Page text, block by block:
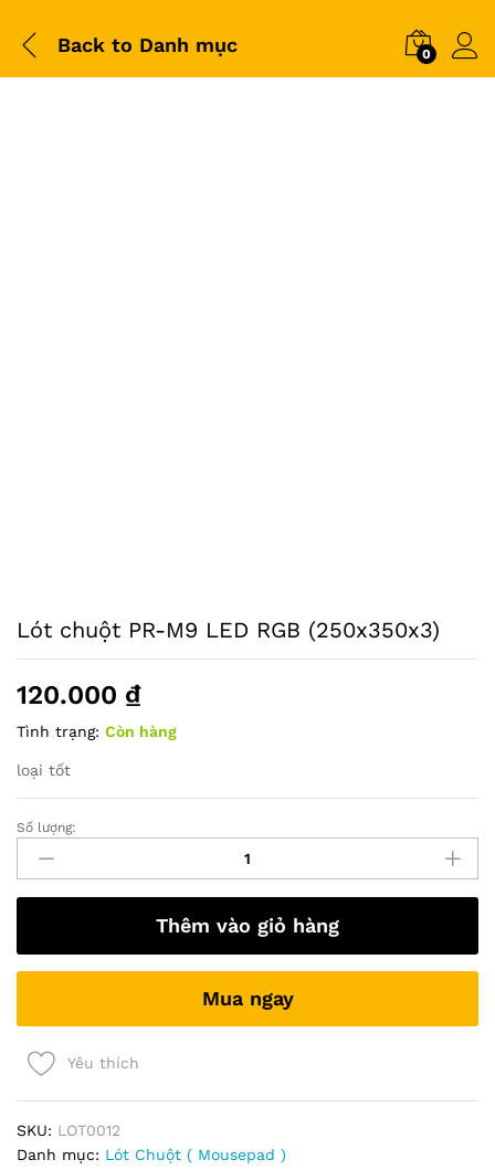
Back to Danh mục 0
Lót chuột PR-M9 LED RGB (250x350x3)
120.000 ₫
Tình trạng: Còn hàng
loại tốt
Lót
chuột
PR-
M9
RGB
(250x350x3)
Số lượng:
Thêm vào giỏ hàng
Mua ngay
Yêu thích
SKU: LOT0012
Danh mục: Lót Chuột ( Mousepad )